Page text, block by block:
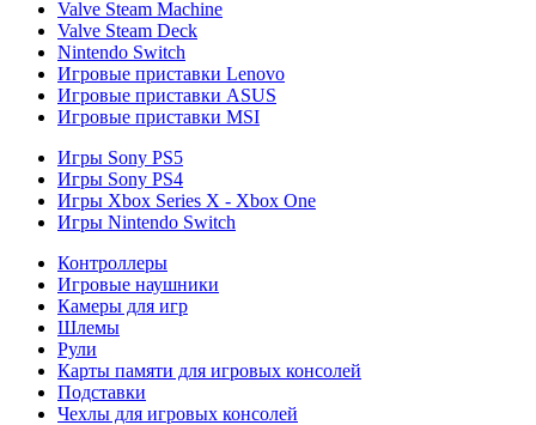
Valve Steam Machine
Valve Steam Deck
Nintendo Switch
Игровые приставки Lenovo
Игровые приставки ASUS
Игровые приставки MSI
Игры Sony PS5
Игры Sony PS4
Игры Xbox Series X - Xbox One
Игры Nintendo Switch
Контроллеры
Игровые наушники
Камеры для игр
Шлемы
Рули
Карты памяти для игровых консолей
Подставки
Чехлы для игровых консолей